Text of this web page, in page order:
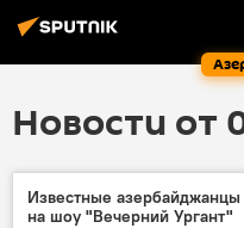
Новости от
Известные азербайджанцы
на шоу "Вечерний Ургант"